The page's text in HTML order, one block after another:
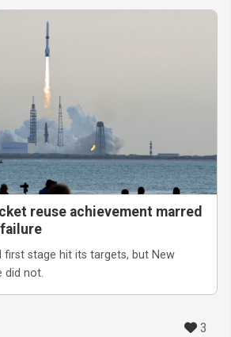
reuse achievement marred
first stage hit its targets, but New
did not.
3